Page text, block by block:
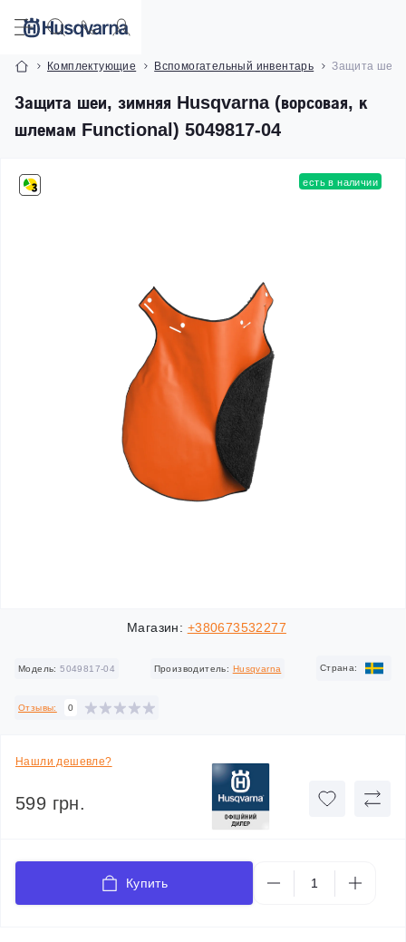
Комплектующие Вспомогательный инвентарь Защита шеи,
Защита шеи, зимняя Husqvarna (ворсовая, к
шлемам Functional) 5049817-04
есть в наличии
Магазин: +380673532277
Модель: 5049817-04 Производитель: Husqvarna Cтрана:
Отзывы: 0
Нашли дешевле?
599 грн.
Купить